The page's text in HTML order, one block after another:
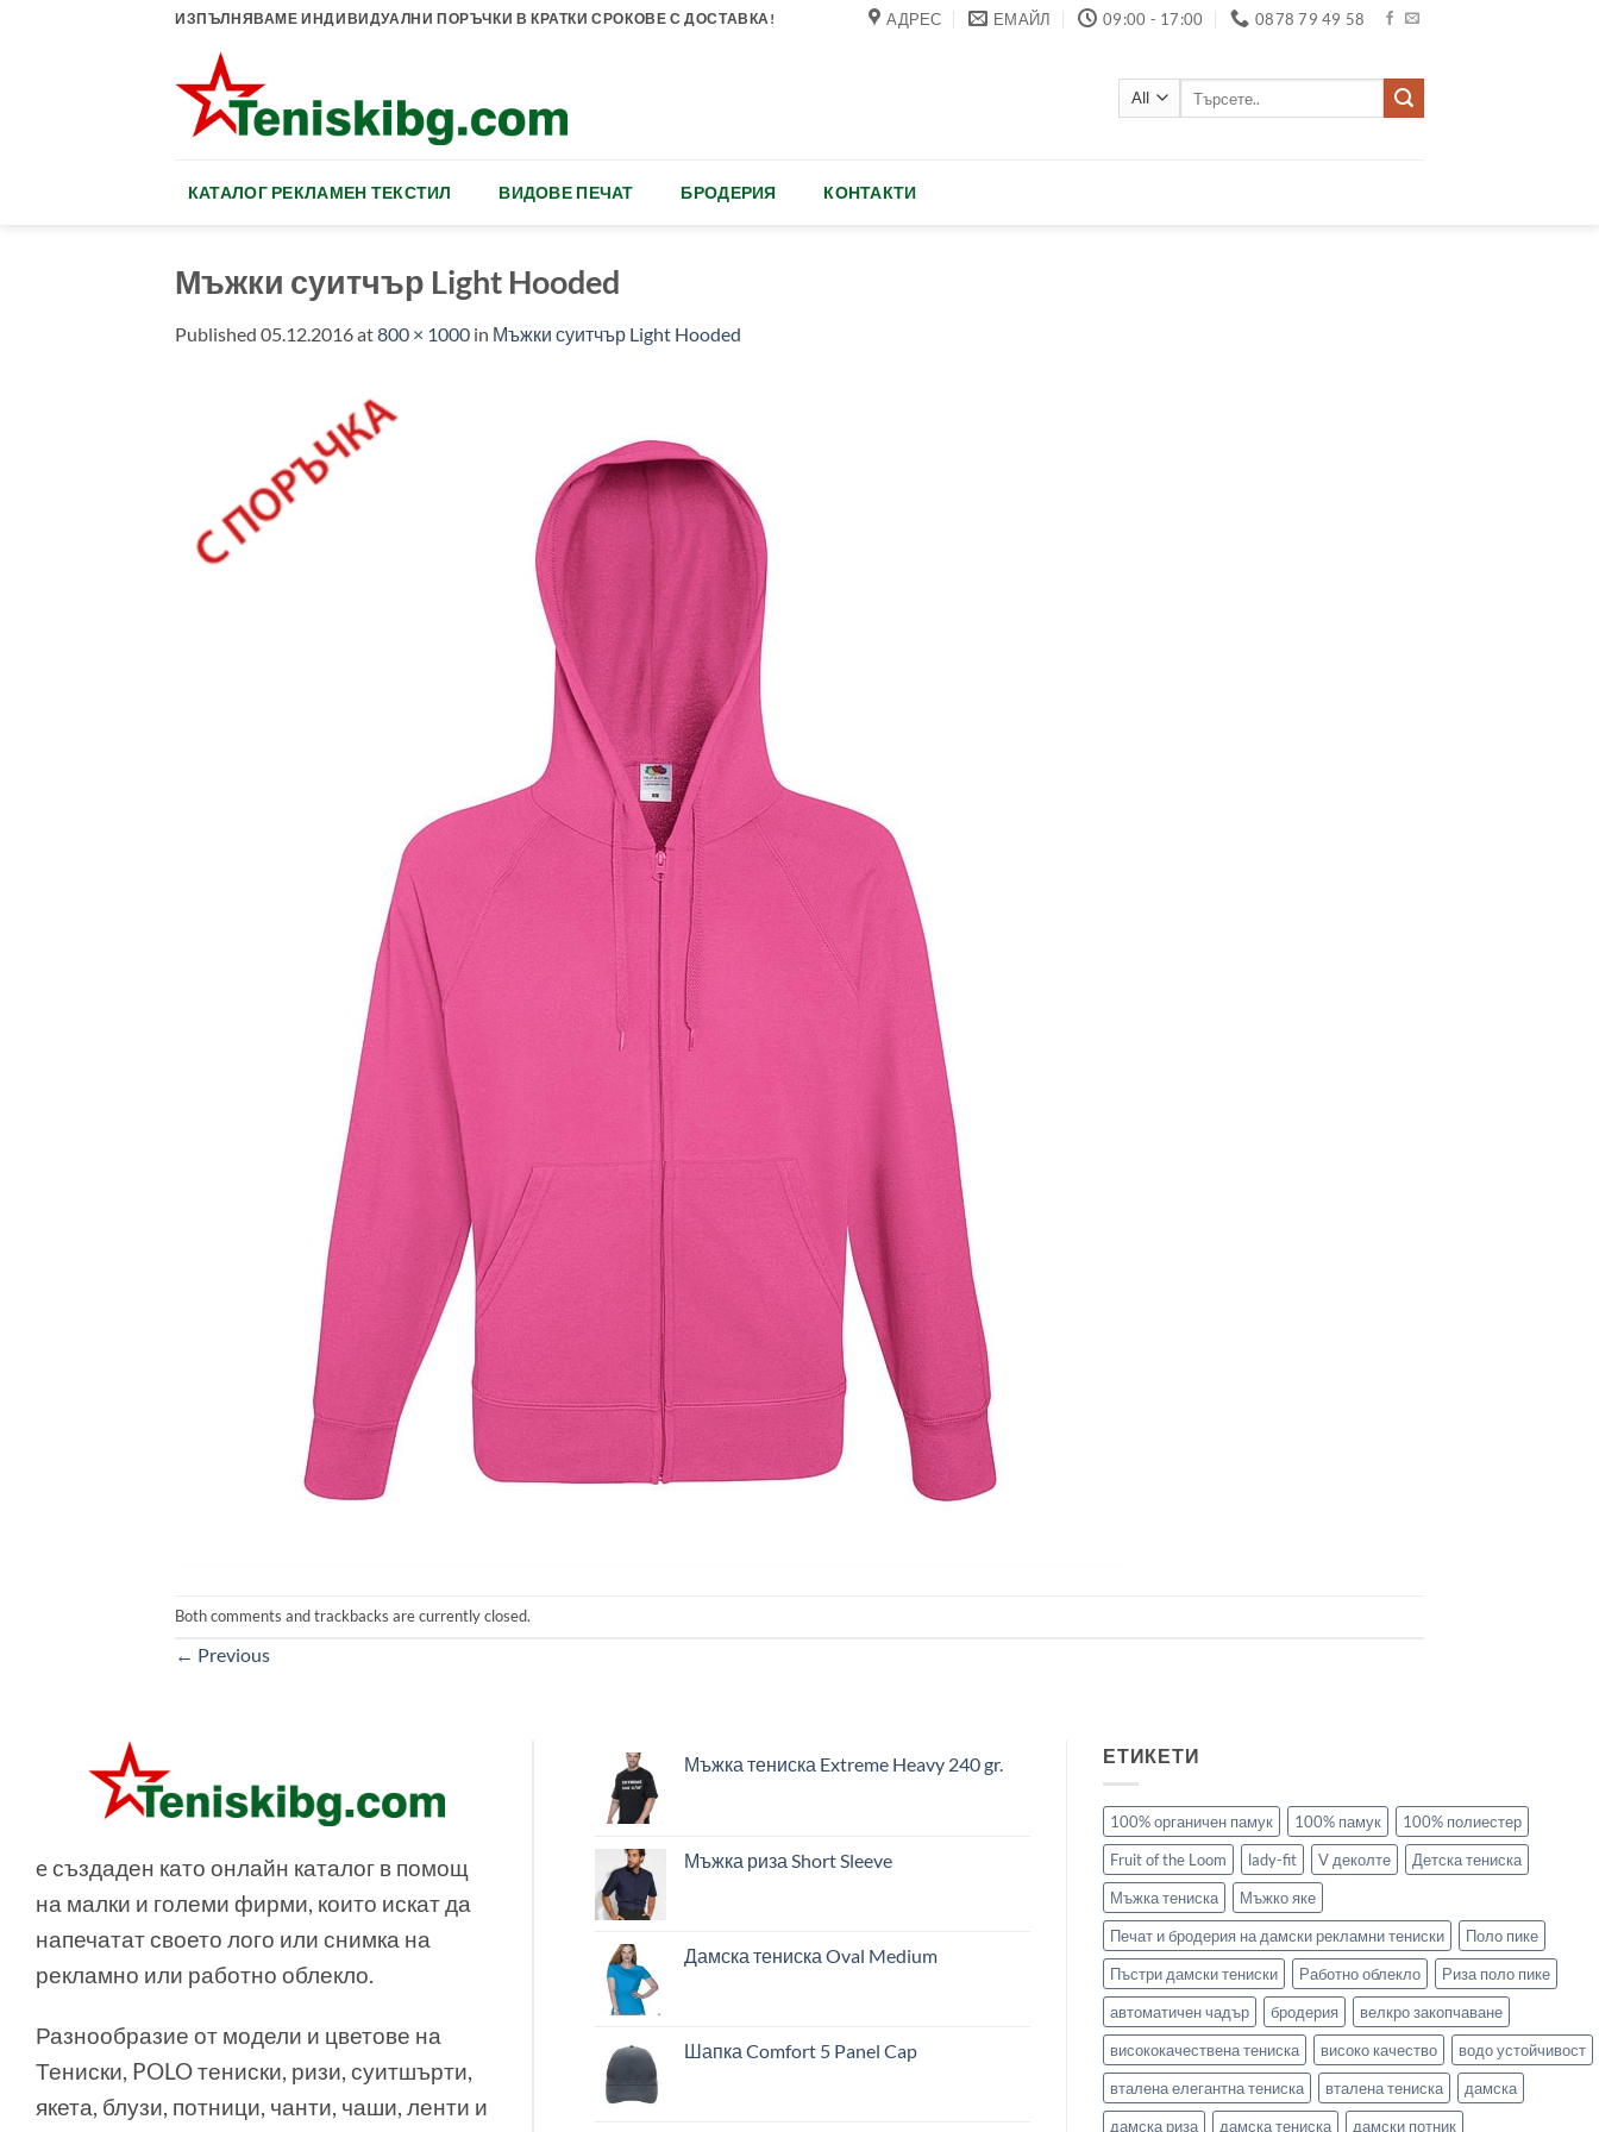
ИЗПЪЛНЯВАМЕ ИНДИВИДУАЛНИ ПОРЪЧКИ В КРАТКИ СРОКОВЕ С ДОСТАВКА! АДРЕС ЕМАЙЛ 09:00 - 17:00 0878 79 49 58
КАТАЛОГ РЕКЛАМЕН ТЕКСТИЛ ВИДОВЕ ПЕЧАТ БРОДЕРИЯ КОНТАКТИ
Мъжки суитчър Light Hooded
Published 05.12.2016at800 × 1000 in Мъжки суитчър Light Hooded
Both comments and trackbacks are currently closed.
← Previous
e създаден като онлайн каталог в помощ
на малки и големи фирми, които искат да
напечатат своето лого или снимка на
рекламно или работно облекло.
Разнообразие от модели и цветове на
Тениски, POLO тениски, ризи, суитшърти,
якета, блузи, потници, чанти, чаши, ленти и
Мъжка тениска Extreme Heavy 240 gr.
Мъжка риза Short Sleeve
Дамска тениска Oval Medium
Шапка Comfort 5 Panel Cap
ЕТИКЕТИ
100% органичен памук 100% памук
100% полиестер
Fruit of the Loom
lady-fit V деколте
Детска тениска
Мъжка тениска
Мъжко яке
Печат и бродерия на дамски рекламни тениски
Поло пике
Пъстри дамски тениски
Работно облекло
Риза поло пике
автоматичен чадър
бродерия
велкро закопчаване
висококачествена тениска
високо качество
водо устойчивост
вталена елегантна тениска
вталена тениска
дамска
дамска риза
дамска тениска дамски потник